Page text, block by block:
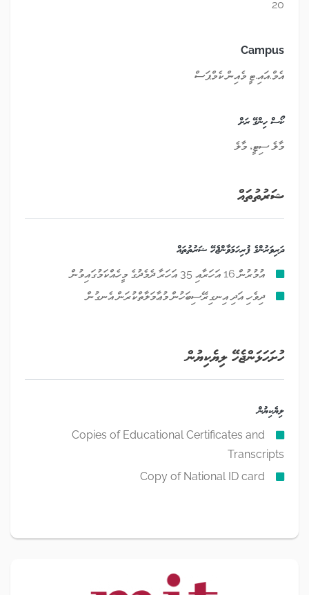
20
Campus
އެމް.އައި.ޓީ މެއިން ކެމްޕަސް
ކޯސް ހިންގޭ ރަށް
މާލެ ސިޓީ، މާލެ
ޝަރުތުތައް
ދަރިވަރުންގެ ފުރިހަމަވާންޖެހޭ ޝަރުތުތައް
އުމުރުން 16 އަހަރާއި 35 އަހަރާ ދެމެދުގެ މީހެއްކަމުގައިވުން
ދިވެހި އަދި އިނގިރޭސިބަހުން މުޢާމަލާތްކުރަން އެނގުން
ހުށަހަޅަންޖެހޭ ލިޔެކިޔުން
ލިޔެކިޔުން
Copies of Educational Certificates and
Transcripts
Copy of National ID card